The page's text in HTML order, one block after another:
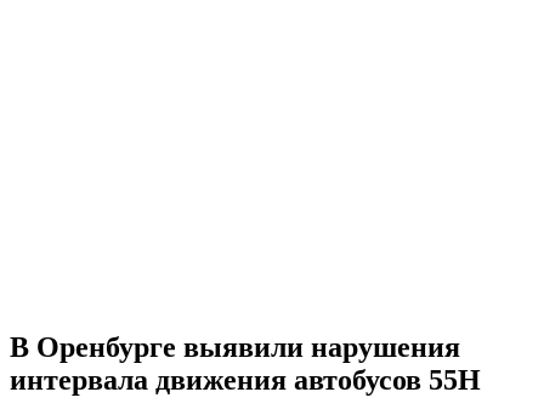
В Оренбурге выявили нарушения
интервала движения автобусов 55Н